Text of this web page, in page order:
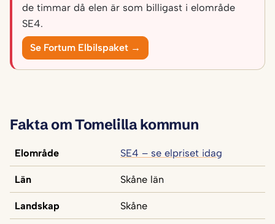
de timmar då elen är som billigast i elområde
SE4.
Se Fortum Elbilspaket →
Fakta om Tomelilla kommun
Elområde SE4 – se elpriset idag
Län Skåne län
Landskap Skåne